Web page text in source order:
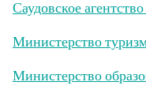
Саудовское
Министерство
Министерство